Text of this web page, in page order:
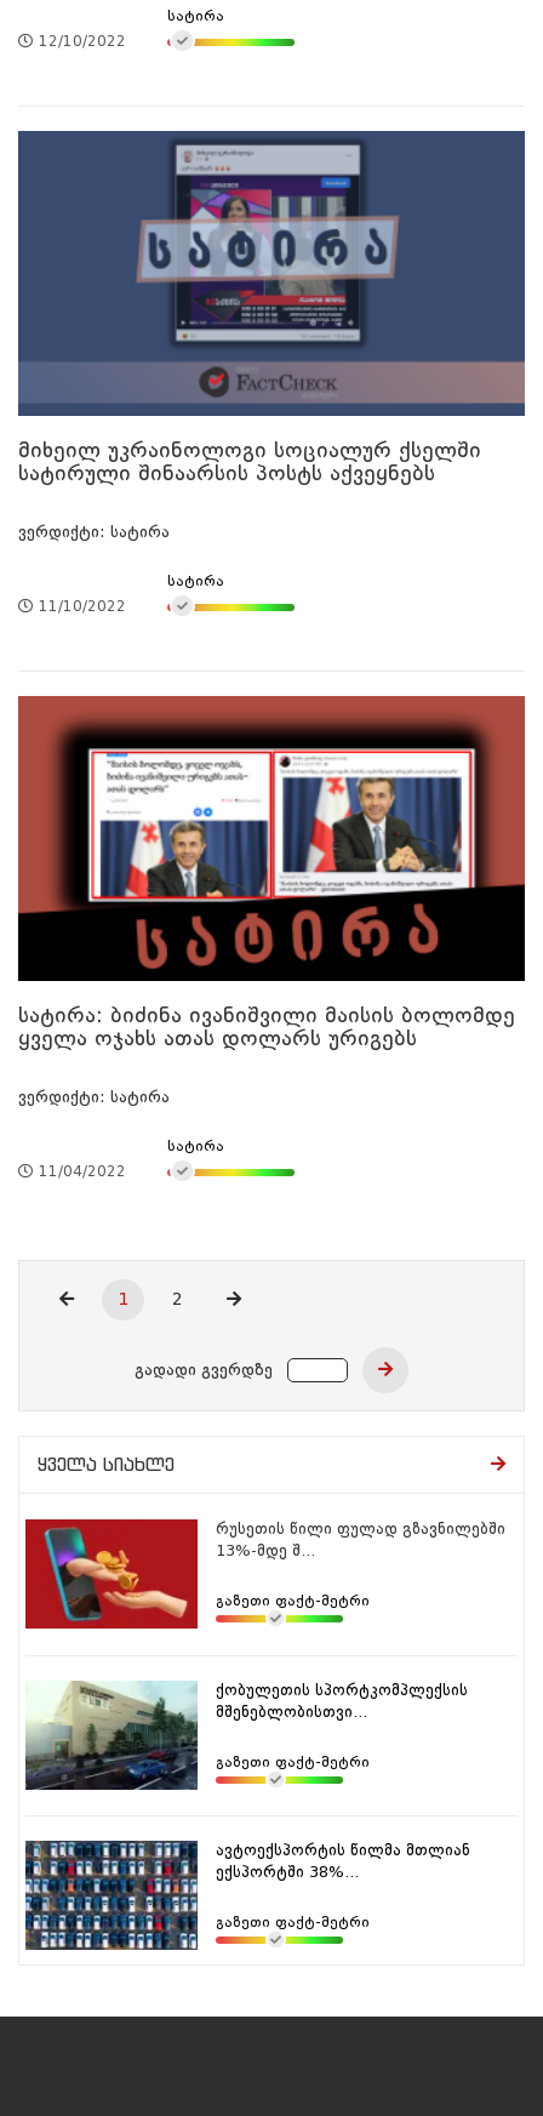
12/10/2022
სატირა
მიხეილ უკრაინოლოგი სოციალურ ქსელში
სატირული შინაარსის პოსტს აქვეყნებს
ვერდიქტი: სატირა
11/10/2022
სატირა
სატირა: ბიძინა ივანიშვილი მაისის ბოლომდე
ყველა ოჯახს ათას დოლარს ურიგებს
ვერდიქტი: სატირა
11/04/2022
სატირა
1 2
გადადი გვერდზე
ყველა სიახლე
რუსეთის წილი ფულად გზავნილებში
13%-მდე შ...
გაზეთი ფაქტ-მეტრი
ქობულეთის სპორტკომპლექსის
მშენებლობისთვი...
გაზეთი ფაქტ-მეტრი
ავტოექსპორტის წილმა მთლიან
ექსპორტში 38%...
გაზეთი ფაქტ-მეტრი